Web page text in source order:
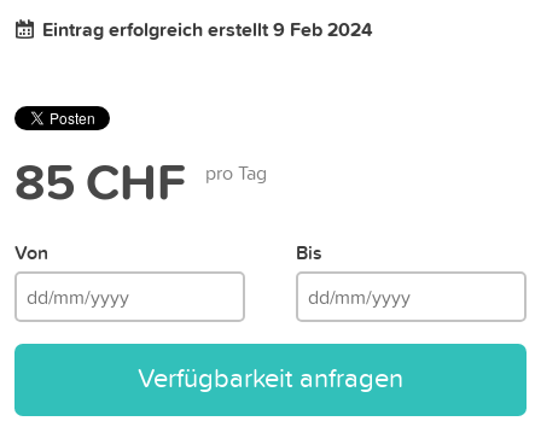
Eintrag erfolgreich erstellt 9 Feb 2024
85 CHF pro Tag
Von Bis
Verfügbarkeit anfragen